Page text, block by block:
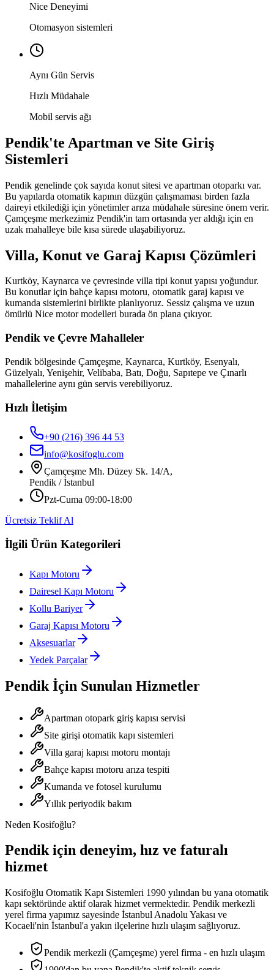
Nice Deneyimi
Otomasyon sistemleri
Aynı Gün Servis
Hızlı Müdahale
Mobil servis ağı
Pendik'te Apartman ve Site Giriş
Sistemleri
Pendik genelinde çok sayıda konut sitesi ve apartman otoparkı var.
Bu yapılarda otomatik kapının düzgün çalışmaması birden fazla
daireyi etkilediği için yönetimler arıza müdahale süresine önem verir.
Çamçeşme merkezimiz Pendik'in tam ortasında yer aldığı için en
uzak mahalleye bile kısa sürede ulaşabiliyoruz.
Villa, Konut ve Garaj Kapısı Çözümleri
Kurtköy, Kaynarca ve çevresinde villa tipi konut yapısı yoğundur.
Bu konutlar için bahçe kapısı motoru, otomatik garaj kapısı ve
kumanda sistemlerini birlikte planlıyoruz. Sessiz çalışma ve uzun
ömürlü Nice motor modelleri burada ön plana çıkıyor.
Pendik ve Çevre Mahalleler
Pendik bölgesinde Çamçeşme, Kaynarca, Kurtköy, Esenyalı,
Güzelyalı, Yenişehir, Velibaba, Batı, Doğu, Sapıtepe ve Çınarlı
mahallelerine aynı gün servis verebiliyoruz.
Hızlı İletişim
+90 (216) 396 44 53
info@kosifoglu.com
Çamçeşme Mh. Düzey Sk. 14/A,
Pendik / İstanbul
Pzt-Cuma 09:00-18:00
Ücretsiz Teklif Al
İlgili Ürün Kategorileri
Kapı Motoru
Dairesel Kapı Motoru
Kollu Bariyer
Garaj Kapısı Motoru
Aksesuarlar
Yedek Parçalar
Pendik İçin Sunulan Hizmetler
Apartman otopark giriş kapısı servisi
Site girişi otomatik kapı sistemleri
Villa garaj kapısı motoru montajı
Bahçe kapısı motoru arıza tespiti
Kumanda ve fotosel kurulumu
Yıllık periyodik bakım
Neden Kosifoğlu?
Pendikiçin deneyim, hız ve faturalı
hizmet
Kosifoğlu Otomatik Kapı Sistemleri 1990 yılından bu yana otomatik
kapı sektöründe aktif olarak hizmet vermektedir. Pendik merkezli
yerel firma yapımız sayesinde İstanbul Anadolu Yakası ve
Kocaeli'nin İstanbul'a yakın ilçelerine hızlı ulaşım sağlıyoruz.
Pendik merkezli (Çamçeşme) yerel firma - en hızlı ulaşım